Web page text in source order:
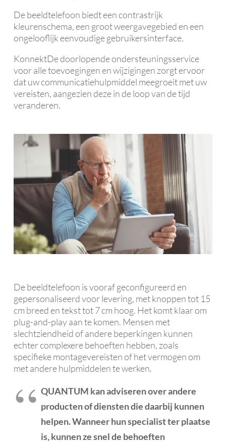
De beeldtelefoon biedt een contrastrijk
kleurenschema, een groot weergavegebied en een
ongelooflijk eenvoudige gebruikersinterface.
KonnektDe doorlopende ondersteuningsservice
voor alle toevoegingen en wijzigingen zorgt ervoor
dat uw communicatiehulpmiddel meegroeit met uw
vereisten, aangezien deze in de loop van de tijd
veranderen.
De beeldtelefoon is vooraf geconfigureerd en
gepersonaliseerd voor levering, met knoppen tot 15
cm breed en tekst tot 7 cm hoog. Het komt klaar om
plug-and-play aan te komen. Mensen met
slechtziendheid of andere beperkingen kunnen
echter complexere behoeften hebben, zoals
specifieke montagevereisten of het vermogen om
met andere hulpmiddelen te werken.
QUANTUM kan adviseren over andere
producten of diensten die daarbij kunnen
helpen. Wanneer hun specialist ter plaatse
is, kunnen ze snel de behoeften